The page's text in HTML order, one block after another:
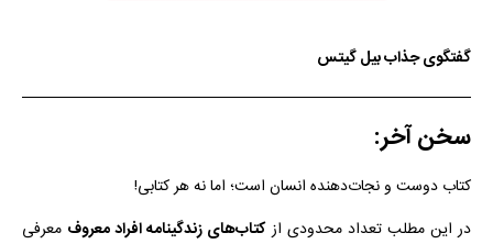
گفتگوی جذاب بیل گیتس
سخن آخر:
کتاب دوست و نجات‌دهنده انسان است؛ اما نه هر کتابی!
در این مطلب تعداد محدودی ازکتاب‌های زندگینامه افراد معروف معرفی